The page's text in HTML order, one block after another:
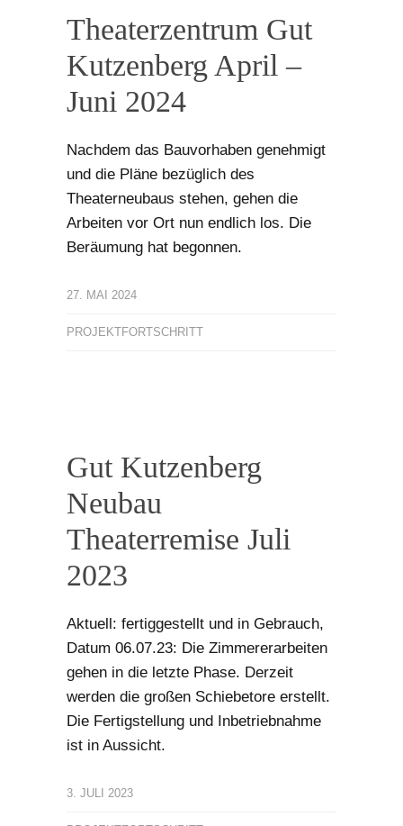
Theaterzentrum Gut
Kutzenberg April –
Juni 2024
Nachdem das Bauvorhaben genehmigt
und die Pläne bezüglich des
Theaterneubaus stehen, gehen die
Arbeiten vor Ort nun endlich los. Die
Beräumung hat begonnen.
27. MAI 2024
PROJEKTFORTSCHRITT
Gut Kutzenberg
Neubau
Theaterremise Juli
2023
Aktuell: fertiggestellt und in Gebrauch,
Datum 06.07.23: Die Zimmererarbeiten
gehen in die letzte Phase. Derzeit
werden die großen Schiebetore erstellt.
Die Fertigstellung und Inbetriebnahme
ist in Aussicht.
3. JULI 2023